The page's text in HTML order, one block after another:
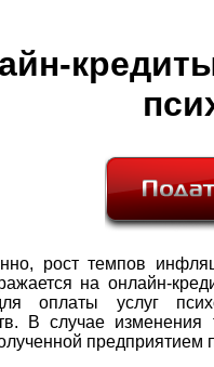
рост темпов
на онлайн-
оплаты услуг
В случае
предприятием